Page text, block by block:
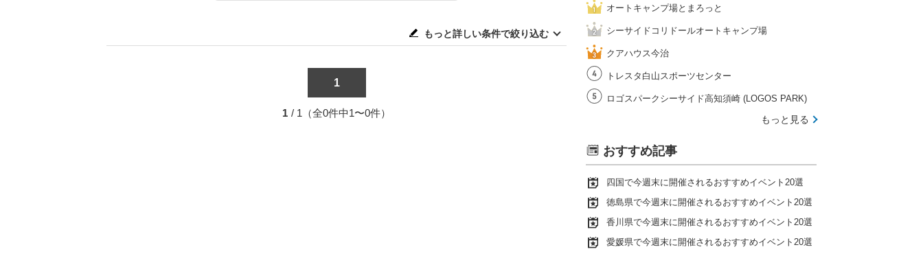
もっと詳しい条件で絞り込む
1
1 / 1（全0件中1〜0件）
オートキャンプ場とまろっと
シーサイドコリドールオートキャンプ場
クアハウス今治
トレスタ白山スポーツセンター
ロゴスパークシーサイド高知須崎 (LOGOS PARK)
もっと見る
おすすめ記事
四国で今週末に開催されるおすすめイベント20選
徳島県で今週末に開催されるおすすめイベント20選
香川県で今週末に開催されるおすすめイベント20選
愛媛県で今週末に開催されるおすすめイベント20選